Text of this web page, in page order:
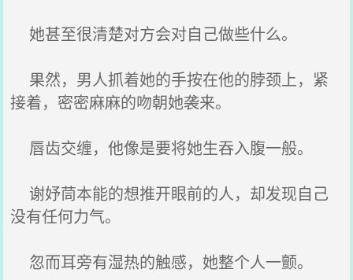
她甚至很清楚对方会对自己做些什么。
果然，男人抓着她的手按在他的脖颈上，紧
接着，密密麻麻的吻朝她袭来。
唇齿交缠，他像是要将她生吞入腹一般。
谢妤茼本能的想推开眼前的人，却发现自己
没有任何力气。
忽而耳旁有湿热的触感，她整个人一颤。